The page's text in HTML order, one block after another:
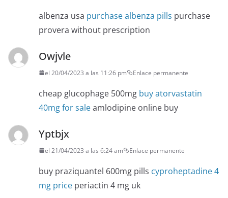
albenza usa purchase albenza pills purchase
provera without prescription
Owjvle
el 20/04/2023 a las 11:26 pm Enlace permanente
cheap glucophage 500mg buy atorvastatin
40mg for saleamlodipine online buy
Yptbjx
el 21/04/2023 a las 6:24 am Enlace permanente
buy praziquantel 600mg pills cyproheptadine 4
mg price periactin 4 mg uk